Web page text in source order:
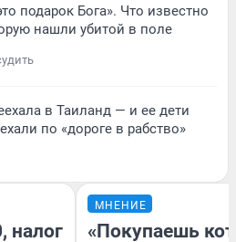
подарок Бога». Что известно
нашли убитой в поле
в Таиланд — и ее дети
по «дороге в рабство»
налог
МНЕНИЕ
«Покупаешь